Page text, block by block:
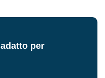
per